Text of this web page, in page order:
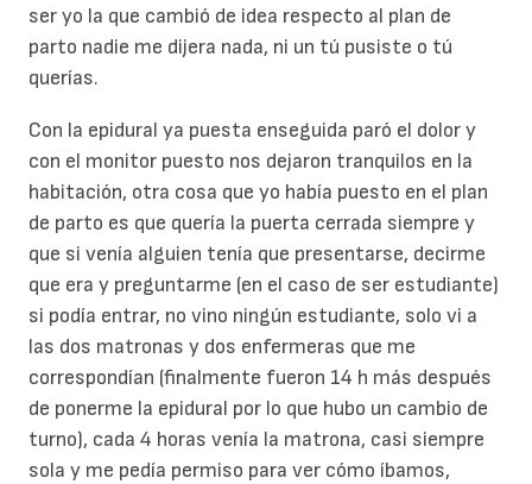
ser yo la que cambió de idea respecto al plan de
parto nadie me dijera nada, ni un tú pusiste o tú
querías.
Con la epidural ya puesta enseguida paró el dolor y
con el monitor puesto nos dejaron tranquilos en la
habitación, otra cosa que yo había puesto en el plan
de parto es que quería la puerta cerrada siempre y
que si venía alguien tenía que presentarse, decirme
que era y preguntarme (en el caso de ser estudiante)
si podía entrar, no vino ningún estudiante, solo vi a
las dos matronas y dos enfermeras que me
correspondían (finalmente fueron 14 h más después
de ponerme la epidural por lo que hubo un cambio de
turno), cada 4 horas venía la matrona, casi siempre
sola y me pedía permiso para ver cómo íbamos,